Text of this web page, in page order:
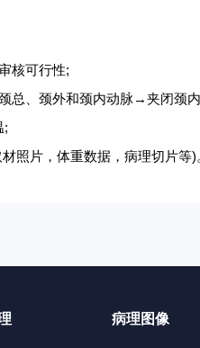
核可行性;
总、颈外和颈内动脉→夹闭
;
照片，体重数据，病理切片等)
病理图像